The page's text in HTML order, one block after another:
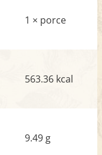
1 × porce
563.36 kcal
9.49 g